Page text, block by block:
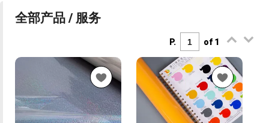
全部产品 / 服务
P. of 1